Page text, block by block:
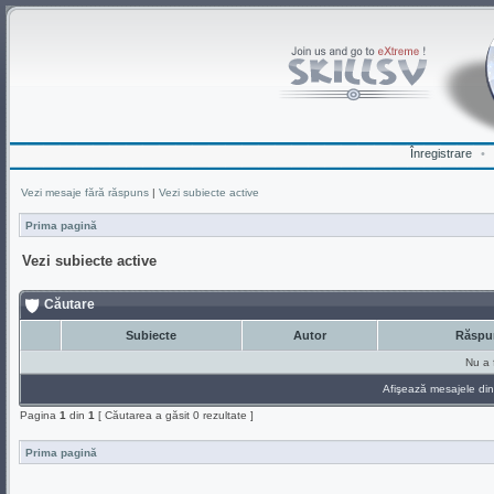
Înregistrare •
Vezi mesaje fără răspuns | Vezi subiecte active
Prima pagină
Vezi subiecte active
Căutare
Subiecte Autor
Nu a
Afişează mesajele
Pagina 1 din 1 [ Căutarea a găsit 0 rezultate ]
Prima pagină